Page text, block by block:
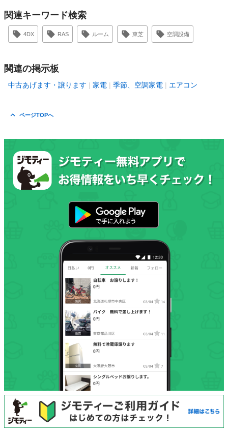
関連キーワード検索
4DX RAS ルーム 東芝 空調設備
関連の掲示板
中古あげます・譲ります 家電 季節、空調家電 エアコン
ページTOPへ